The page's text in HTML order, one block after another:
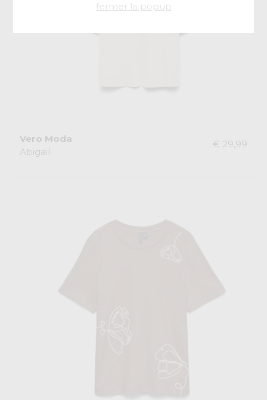
Vero Moda
Abigail
€ 29,99
fermer la popup